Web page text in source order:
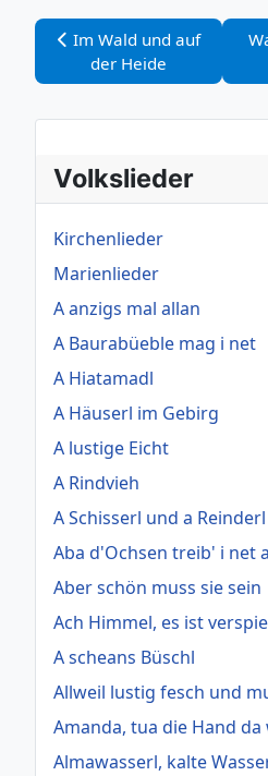
Vorheriger Beitrag: Im
Im Wald und auf
der Heide
Volkslieder
Kirchenlieder
Marienlieder
A anzigs mal allan
A Baurabüeble mag i net
A Hiatamadl
A Häuserl im Gebirg
A lustige Eicht
A Rindvieh
A Schisserl und a Reinderl
Aba d'Ochsen treib' i net
Aber schön muss sie sein
Ach Himmel, es ist
A scheans Büschl
Allweil lustig fesch und
Amanda, tua die Hand da
Almawasserl, kalte